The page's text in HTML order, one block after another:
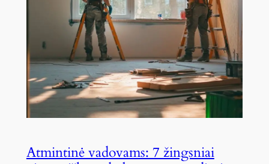
Atmintinė vadovams: 7 žingsniai